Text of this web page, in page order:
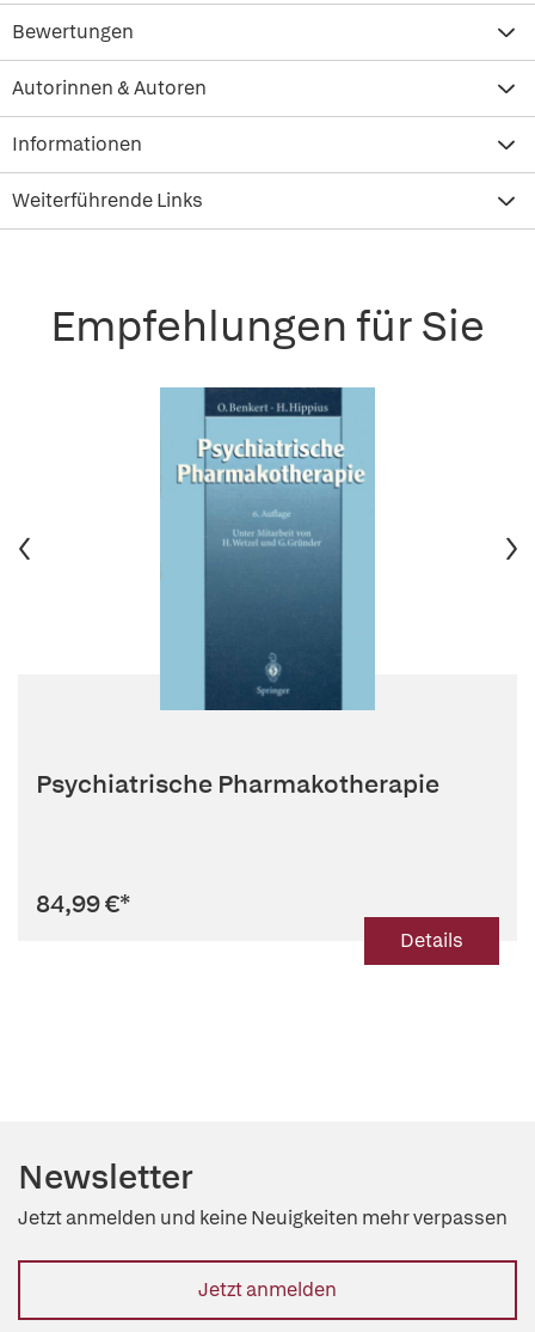
Bewertungen
Autorinnen & Autoren
Informationen
Weiterführende Links
Empfehlungen für Sie
Psychiatrische Pharmakotherapie
84,99 €*
Details
Newsletter
Jetzt anmelden und keine Neuigkeiten mehr verpassen
Jetzt anmelden